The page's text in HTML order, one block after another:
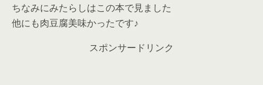
ちなみにみたらしはこの本で見ました
他にも肉豆腐美味かったです♪
スポンサードリンク